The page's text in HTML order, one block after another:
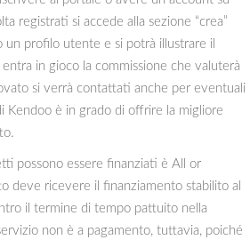
registrati si accede alla sezione “crea”
un profilo utente e si potrà illustrare il
in gioco la commissione che valuterà
si verrà contattati anche per eventuali
Kendoo è in grado di offrire la migliore
possono essere finanziati è All or
deve ricevere il finanziamento stabilito al
il termine di tempo pattuito nella
non è a pagamento, tuttavia, poiché